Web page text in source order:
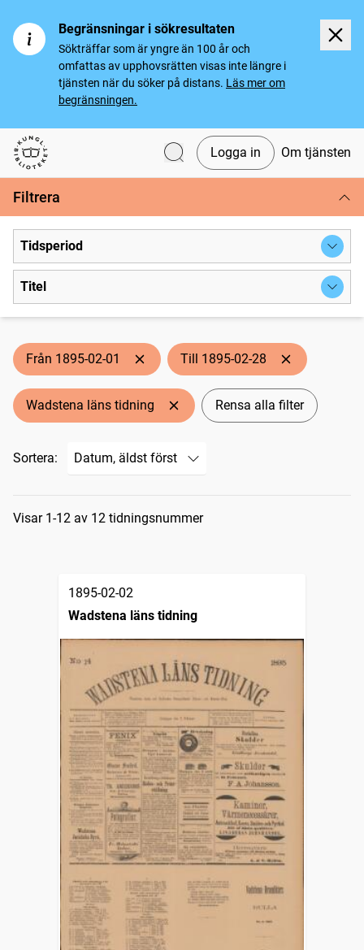
Begränsningar i sökresultaten
Sökträffar som är yngre än 100 år och
omfattas av upphovsrätten visas inte längre i
tjänsten när du söker på distans. Läs mer om
begränsningen.
Svenska tidningar
Logga in Om tjänsten
Filtrera
Tidsperiod
Titel
Från 1895-02-01 Till 1895-02-28
Wadstena läns tidning Rensa alla filter
Sortera:
Sökresultat
Visar 1-12 av 12 tidningsnummer
1895-02-02
Wadstena läns tidning